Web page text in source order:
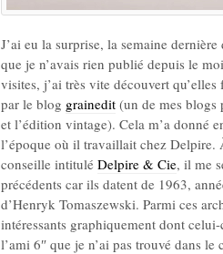
J’ai eu la surprise, la semaine
que je n’avais rien publié depuis le
visites, j’ai très vite découvert
par le blog grainedit (un de mes blogs
et l’édition vintage). Cela m’a donné
l’époque où il travaillait chez Delpire.
conseille intitulé Delpire & Cie, il me
précédents car ils datent de 1963,
d’Henryk Tomaszewski. Parmi ces
intéressants graphiquement dont
l’ami 6″ que je n’ai pas trouvé dans